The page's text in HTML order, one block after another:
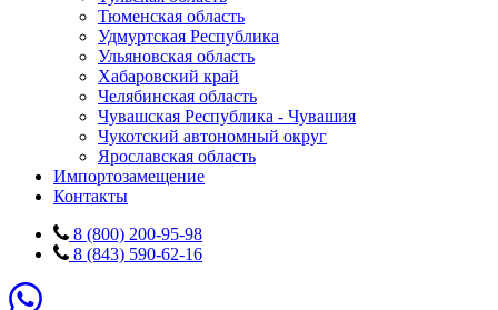
Тюменская область
Удмуртская Республика
Ульяновская область
Хабаровский край
Челябинская область
Чувашская Республика - Чувашия
Чукотский автономный округ
Ярославская область
Импортозамещение
Контакты
8 (800) 200-95-98
8 (843) 590-62-16